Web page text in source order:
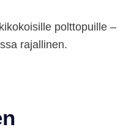
polttopuille –
rajallinen.